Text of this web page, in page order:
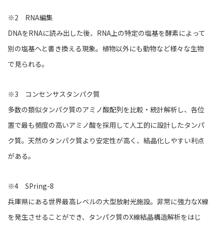
※2 RNA編集
DNAをRNAに読み出した後、RNA上の特定の塩基を酵素によって
別の塩基へと書き換える現象。植物以外にも動物など様々な生物
で見られる。
※3 コンセンサスタンパク質
多数の類似タンパク質のアミノ酸配列を比較・統計解析し、各位
置で最も頻度の高いアミノ酸を採用して人工的に設計したタンパ
ク質。天然のタンパク質より安定性が高く、結晶化しやすい利点
がある。
※4 SPring-8
兵庫県にある世界最高レベルの大型放射光施設。非常に強力なX線
を発生させることができ、タンパク質のX線結晶構造解析をはじ